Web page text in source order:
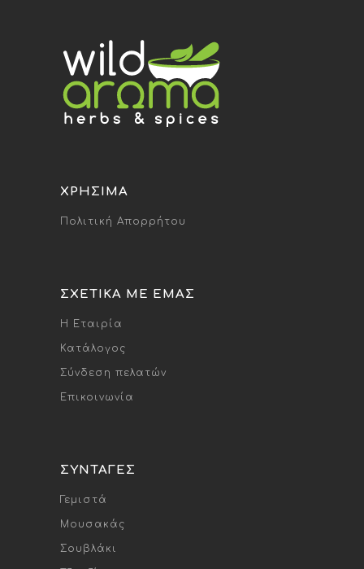
ΧΡΉΣΙΜΑ
Πολιτική Απορρήτου
ΣΧΕΤΙΚΆ ΜΕ ΕΜΆΣ
Η Εταιρία
Κατάλογος
Σύνδεση πελατών
Επικοινωνία
ΣΥΝΤΑΓΈΣ
Γεμιστά
Μουσακάς
Σουβλάκι